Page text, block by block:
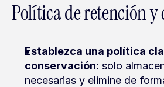
Política de retención
Establezca una política
conservación: solo
necesarias y elimine de